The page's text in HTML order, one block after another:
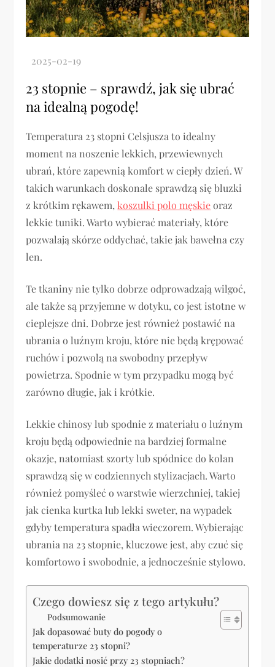
23 stopnie – sprawdź, jak się ubrać
na idealną pogodę!
Temperatura 23 stopni Celsjusza to idealny
moment na noszenie lekkich, przewiewnych
ubrań, które zapewnią komfort w ciepły dzień. W
takich warunkach doskonale sprawdzą się bluzki
z krótkim rękawem,koszulki polo męskieoraz
lekkie tuniki. Warto wybierać materiały, które
pozwalają skórze oddychać, takie jak bawełna czy
len.
Te tkaniny nie tylko dobrze odprowadzają wilgoć,
ale także są przyjemne w dotyku, co jest istotne w
cieplejsze dni. Dobrze jest również postawić na
ubrania o luźnym kroju, które nie będą krępować
ruchów i pozwolą na swobodny przepływ
powietrza. Spodnie w tym przypadku mogą być
zarówno długie, jak i krótkie.
Lekkie chinosy lub spodnie z materiału o luźnym
kroju będą odpowiednie na bardziej formalne
okazje, natomiast szorty lub spódnice do kolan
sprawdzą się w codziennych stylizacjach. Warto
również pomyśleć o warstwie wierzchniej, takiej
jak cienka kurtka lub lekki sweter, na wypadek
gdyby temperatura spadła wieczorem. Wybierając
ubrania na 23 stopnie, kluczowe jest, aby czuć się
komfortowo i swobodnie, a jednocześnie stylowo.
Czego dowiesz się z tego artykułu?
Podsumowanie
Jak dopasować buty do pogody o
temperaturze 23 stopni?
Jakie dodatki nosić przy 23 stopniach?